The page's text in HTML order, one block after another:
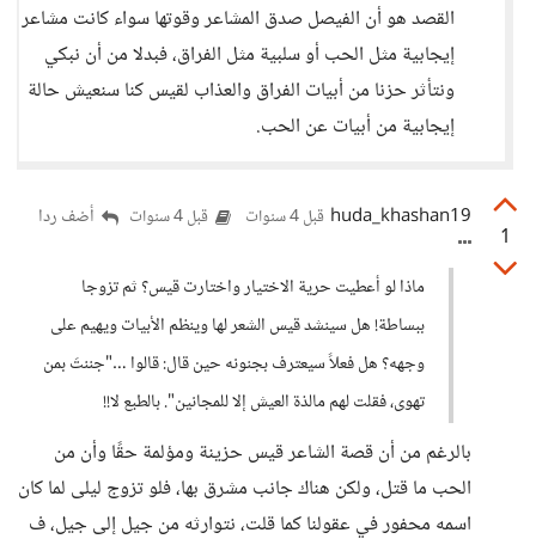
القصد هو أن الفيصل صدق المشاعر وقوتها سواء كانت مشاعر
إيجابية مثل الحب أو سلبية مثل الفراق، فبدلا من أن نبكي
ونتأثر حزنا من أبيات الفراق والعذاب لقيس كنا سنعيش حالة
إيجابية من أبيات عن الحب.
1
huda_khashan19 قبل 4 سنوات قبل 4 سنوات أضف ردا
ماذا لو أعطيت حرية الاختيار واختارت قيس؟ ثم تزوجا
ببساطة! هل سينشد قيس الشعر لها وينظم الأبيات ويهيم على
وجهه؟ هل فعلاً سيعترف بجنونه حين قال: قالوا …"جننتَ بمن
تهوى، فقلت لهم مالذة العيش إلا للمجانين". بالطبع لا!!
بالرغم من أن قصة الشاعر قيس حزينة ومؤلمة حقًا وأن من
الحب ما قتل، ولكن هناك جانب مشرق بها، فلو تزوج ليلى لما كان
اسمه محفور في عقولنا كما قلت، نتوارثه من جيل إلى جيل، ف